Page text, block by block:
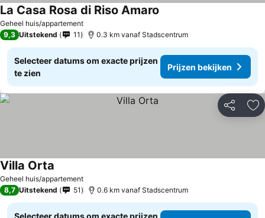
Geheel huis/appartement
La Casa Rosa di Riso Amaro
9,3 Uitstekend 11 0.3 km vanaf Stadscentrum
Selecteer datums om exacte prijzen
te zien
Prijzen bekijken
Delen
Geheel huis/appartement
Villa Orta
8,7 Uitstekend 51 0.6 km vanaf Stadscentrum
Selecteer datums om exacte prijzen